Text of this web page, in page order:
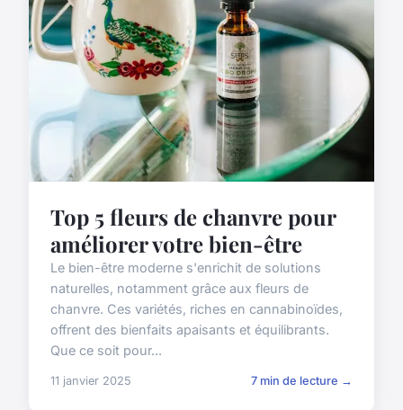
Top 5 fleurs de chanvre pour
améliorer votre bien-être
Le bien-être moderne s'enrichit de solutions
naturelles, notamment grâce aux fleurs de
chanvre. Ces variétés, riches en cannabinoïdes,
offrent des bienfaits apaisants et équilibrants.
Que ce soit pour...
11 janvier 2025 7 min de lecture →